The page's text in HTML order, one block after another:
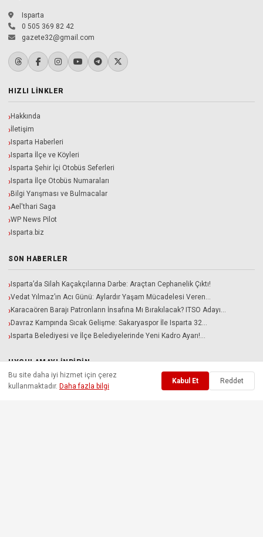
Isparta
0 505 369 82 42
gazete32@gmail.com
HIZLI LINKLER
Hakkında
İletişim
Isparta Haberleri
Isparta İlçe ve Köyleri
Isparta Şehir İçi Otobüs Seferleri
Isparta İlçe Otobüs Numaraları
Bilgi Yarışması ve Bulmacalar
Ael'thari Saga
WP News Pilot
Isparta.biz
SON HABERLER
Isparta’da Silah Kaçakçılarına Darbe: Araçtan Cephanelik Çıktı!
Vedat Yılmaz’ın Acı Günü: Aylardır Yaşam Mücadelesi Veren…
Karacaören Barajı Patronların İnsafına Mı Bırakılacak? ITSO Adayı…
Davraz Kampında Sıcak Gelişme: Sakaryaspor İle Isparta 32…
Isparta Belediyesi ve İlçe Belediyelerinde Yeni Kadro Ayarı!…
UYGULAMAYI İNDIRIN
Gazete 32 iOS ve Android uygulamalarımızı indirin.
Bu site daha iyi hizmet için çerez
kullanmaktadır. Daha fazla bilgi
Kabul Et Reddet